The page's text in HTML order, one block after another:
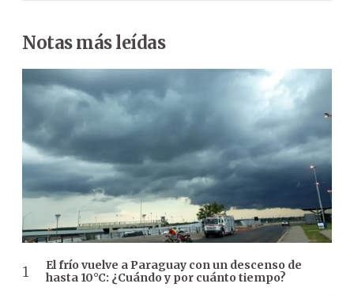
Notas más leídas
El frío vuelve a Paraguay con un descenso de
hasta 10°C: ¿Cuándo y por cuánto tiempo?